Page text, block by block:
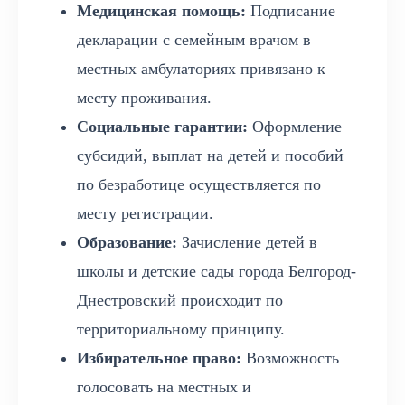
Медицинская помощь: Подписание
декларации с семейным врачом в
местных амбулаториях привязано к
месту проживания.
Социальные гарантии: Оформление
субсидий, выплат на детей и пособий
по безработице осуществляется по
месту регистрации.
Образование: Зачисление детей в
школы и детские сады города Белгород-
Днестровский происходит по
территориальному принципу.
Избирательное право: Возможность
голосовать на местных и